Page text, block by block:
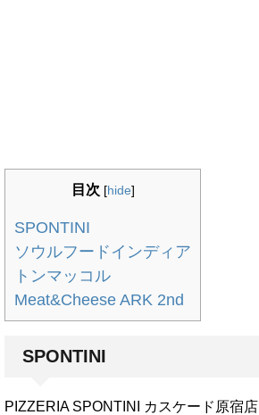
目次 [hide]
SPONTINI
ソウルフードインディア
トンマッコル
Meat&Cheese ARK 2nd
SPONTINI
PIZZERIA SPONTINI カスケード原宿店